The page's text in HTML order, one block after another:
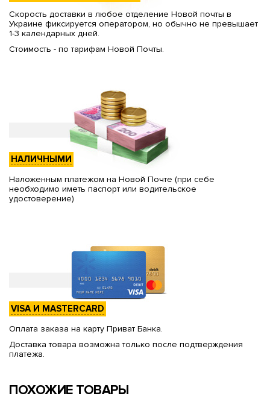
Скорость доставки в любое отделение Новой почты в
Украине фиксируется оператором, но обычно не превышает
1-3 календарных дней.
Стоимость - по тарифам Новой Почты.
НАЛИЧНЫМИ
Наложенным платежом на Новой Почте (при себе
необходимо иметь паспорт или водительское
удостоверение)
VISA И MASTERCARD
Оплата заказа на карту Приват Банка.
Доставка товара возможна только после подтверждения
платежа.
ПОХОЖИЕ ТОВАРЫ